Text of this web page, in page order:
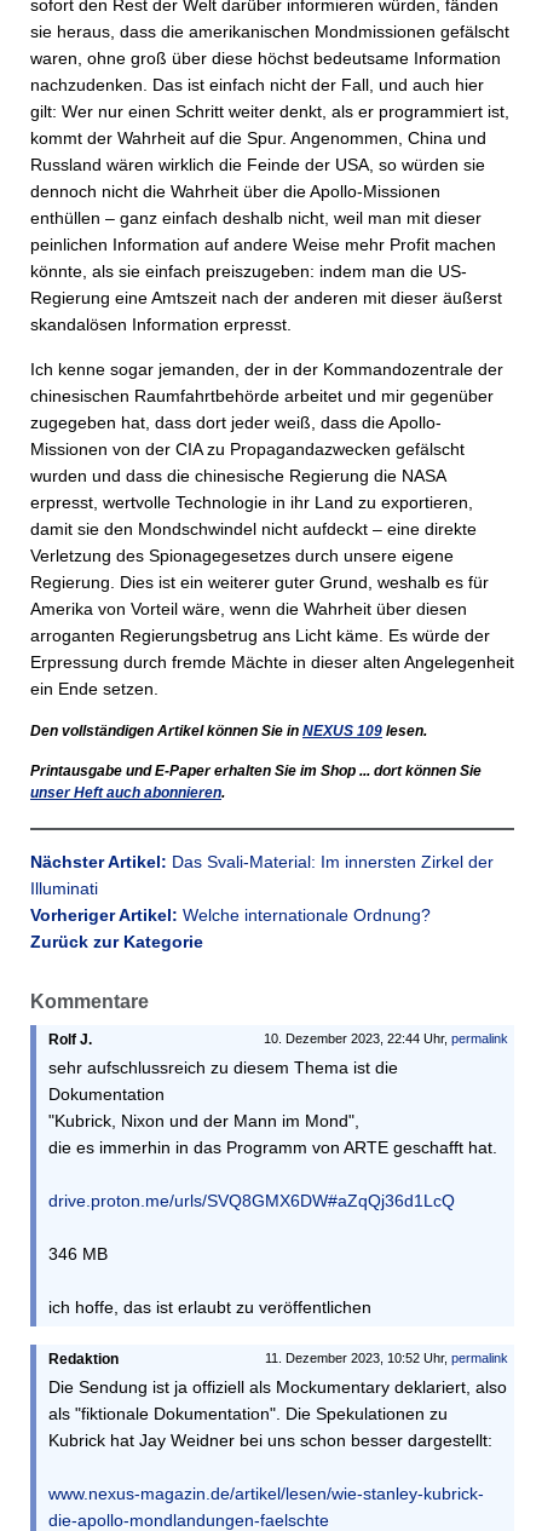
sofort den Rest der Welt darüber informieren würden, fänden
sie heraus, dass die amerikanischen Mondmissionen gefälscht
waren, ohne groß über diese höchst bedeutsame Information
nachzudenken. Das ist einfach nicht der Fall, und auch hier
gilt: Wer nur einen Schritt weiter denkt, als er programmiert ist,
kommt der Wahrheit auf die Spur. Angenommen, China und
Russland wären wirklich die Feinde der USA, so würden sie
dennoch nicht die Wahrheit über die Apollo-Missionen
enthüllen – ganz einfach deshalb nicht, weil man mit dieser
peinlichen Information auf andere Weise mehr Profit machen
könnte, als sie einfach preiszugeben: indem man die US-
Regierung eine Amtszeit nach der anderen mit dieser äußerst
skandalösen Information erpresst.
Ich kenne sogar jemanden, der in der Kommandozentrale der
chinesischen Raumfahrtbehörde arbeitet und mir gegenüber
zugegeben hat, dass dort jeder weiß, dass die Apollo-
Missionen von der CIA zu Propagandazwecken gefälscht
wurden und dass die chinesische Regierung die NASA
erpresst, wertvolle Technologie in ihr Land zu exportieren,
damit sie den Mondschwindel nicht aufdeckt – eine direkte
Verletzung des Spionagegesetzes durch unsere eigene
Regierung. Dies ist ein weiterer guter Grund, weshalb es für
Amerika von Vorteil wäre, wenn die Wahrheit über diesen
arroganten Regierungsbetrug ans Licht käme. Es würde der
Erpressung durch fremde Mächte in dieser alten Angelegenheit
ein Ende setzen.
Den vollständigen Artikel können Sie in NEXUS 109 lesen.
Printausgabe und E-Paper erhalten Sie im Shop ... dort können Sie
unser Heft auch abonnieren.
Nächster Artikel: Das Svali-Material: Im innersten Zirkel der
Illuminati
Vorheriger Artikel: Welche internationale Ordnung?
Zurück zur Kategorie
Kommentare
10. Dezember 2023, 22:44 Uhr, permalink
Rolf J.
sehr aufschlussreich zu diesem Thema ist die
Dokumentation
"Kubrick, Nixon und der Mann im Mond",
die es immerhin in das Programm von ARTE geschafft hat.
drive.proton.me/urls/SVQ8GMX6DW#aZqQj36d1LcQ
346 MB
ich hoffe, das ist erlaubt zu veröffentlichen
11. Dezember 2023, 10:52 Uhr, permalink
Redaktion
Die Sendung ist ja offiziell als Mockumentary deklariert, also
als "fiktionale Dokumentation". Die Spekulationen zu
Kubrick hat Jay Weidner bei uns schon besser dargestellt:
www.nexus-magazin.de/artikel/lesen/wie-stanley-kubrick-
die-apollo-mondlandungen-faelschte